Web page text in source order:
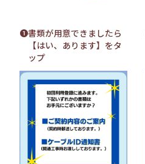
❶書類が用意できましたら
【はい、あります】をタ
ップ